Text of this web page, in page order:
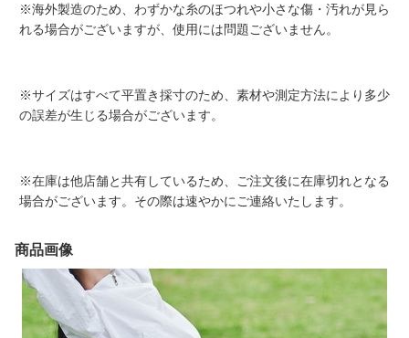
※海外製造のため、わずかな糸のほつれや小さな傷・汚れが見ら
れる場合がございますが、使用には問題ございません。
※サイズはすべて平置き採寸のため、素材や測定方法により多少
の誤差が生じる場合がございます。
※在庫は他店舗と共有しているため、ご注文後に在庫切れとなる
場合がございます。その際は速やかにご連絡いたします。
商品画像